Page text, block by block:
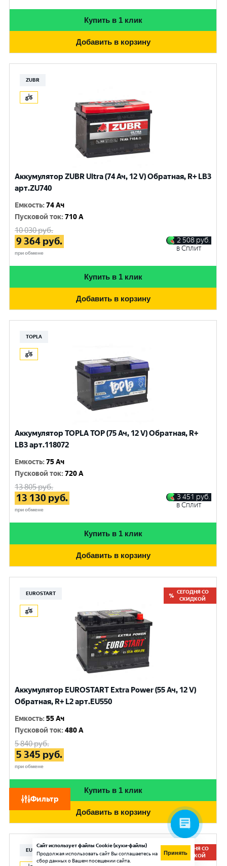
Фильтр
Купить в 1 клик
Добавить в корзину
ZUBR
Аккумулятор ZUBR Ultra (74 Ач, 12 V) Обратная, R+ LB3
арт.ZU740
Емкость:74 Ач
Пусковой ток:710 A
10 030руб.
9 364 руб.
при обмене
2 508 руб.
в Сплит
Купить в 1 клик
Добавить в корзину
TOPLA
Аккумулятор TOPLA TOP (75 Ач, 12 V) Обратная, R+
LB3 арт.118072
Емкость:75 Ач
Пусковой ток:720 A
13 805руб.
13 130 руб.
при обмене
3 451 руб.
в Сплит
Купить в 1 клик
Добавить в корзину
EUROSTART
СЕГОДНЯ СО
СКИДКОЙ
Аккумулятор EUROSTART Extra Power (55 Ач, 12 V)
Обратная, R+ L2 арт.EU550
Емкость:55 Ач
Пусковой ток:480 A
5 840руб.
5 345 руб.
при обмене
Купить в 1 клик
Добавить в корзину
EUROSTART
СЕГОДНЯ СО
СКИДКОЙ
Сайт использует файлы Cookie (куки-файлы)
Продолжая использовать сайт Вы соглашаетесь на
сбор данных о Вашем посещении сайта.
Принять